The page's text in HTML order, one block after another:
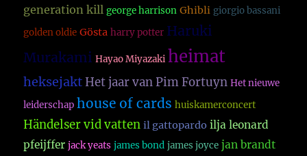
generation kill george harrison Ghibli giorgio bassani
golden oldie Gösta harry potter Haruki
Murakami Hayao Miyazaki heimat
heksejakt Het jaar van Pim Fortuyn Het nieuwe
leiderschap house of cards huiskamerconcert
Händelser vid vatten il gattopardo ilja leonard
pfeijffer jack yeats james bond james joyce jan brandt